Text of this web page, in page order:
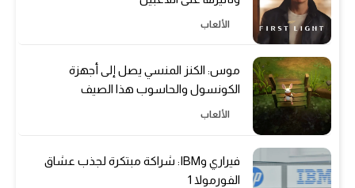
الألعاب
موس: الكنز المنسي يصل إلى أجهزة
الكونسول والحاسوب هذا الصيف
الألعاب
فيراري وIBM: شراكة مبتكرة لجذب عشاق
الفورمولا 1